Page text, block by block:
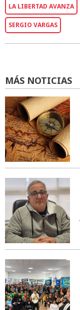
LA LIBERTAD AVANZA
SERGIO VARGAS
MÁS NOTICIAS